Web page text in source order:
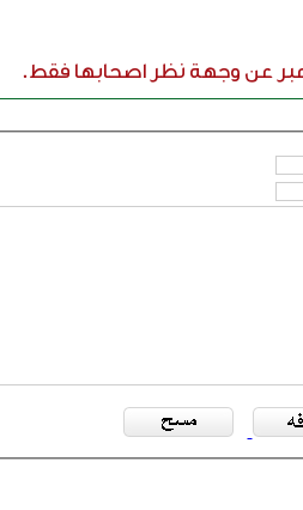
تعبر عن وجهة نظر اصحابها فقط.